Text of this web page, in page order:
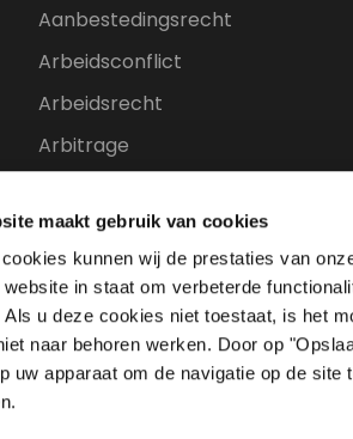
maakt gebruik van cookies
kunnen wij de prestaties van
in staat om verbeterde
Als u deze cookies niet toestaat, is het
naar behoren werken. Door op
uw apparaat om de navigatie op de
Aanbestedingsrecht
Arbeidsconflict
Arbeidsrecht
Arbitrage
Bestuursrecht
Bouwrecht
Meer specialismen